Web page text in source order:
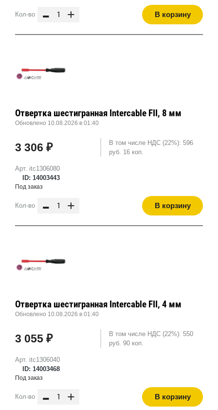
Кол-во - + В корзину
Арт. itc1306080
ID: 14003443
Отвертка шестигранная Intercable FII, 8 мм
Обновлено 10.08.2026 в 01:40
3 306 ₽
В том числе НДС (22%): 596
руб. 16 коп.
Под заказ
Кол-во - + В корзину
Арт. itc1306040
ID: 14003468
Отвертка шестигранная Intercable FII, 4 мм
Обновлено 10.08.2026 в 01:40
3 055 ₽
В том числе НДС (22%): 550
руб. 90 коп.
Под заказ
Кол-во - + В корзину